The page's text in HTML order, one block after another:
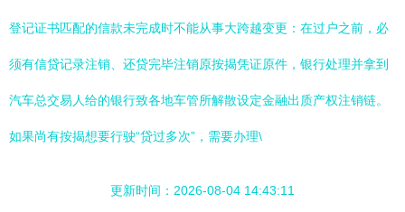
登记证书匹配的信款未完成时不能从事大跨越变更：在过户之前，必
须有信贷记录注销、还贷完毕注销原按揭凭证原件，银行处理并拿到
汽车总交易人给的银行致各地车管所解散设定金融出质产权注销链。
如果尚有按揭想要行驶“贷过多次”，需要办理\
更新时间：2026-08-04 14:43:11